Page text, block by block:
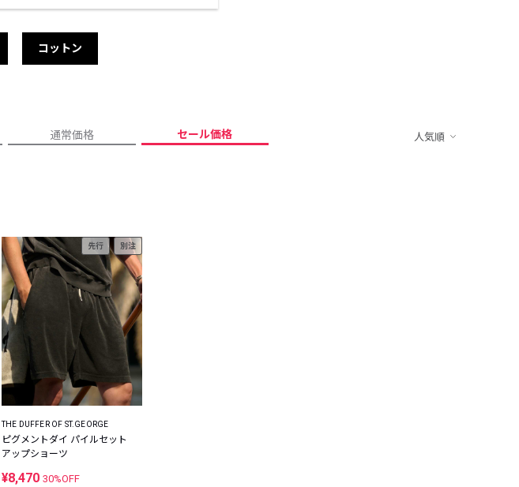
コットン
通常価格 セール価格 人気順
先行 別注
THE DUFFER OF ST.GEORGE
ピグメントダイ パイルセット
アップショーツ
¥8,470 30%OFF